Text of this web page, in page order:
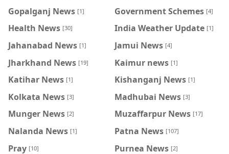
Gopalganj News [1] Government Schemes [4]
Health News [30] India Weather Update [1]
Jahanabad News [1] Jamui News [4]
Jharkhand News [19] Kaimur news [1]
Katihar News [1] Kishanganj News [1]
Kolkata News [3] Madhubai News [3]
Munger News [2] Muzaffarpur News [17]
Nalanda News [1] Patna News [107]
Pray [10] Purnea News [2]